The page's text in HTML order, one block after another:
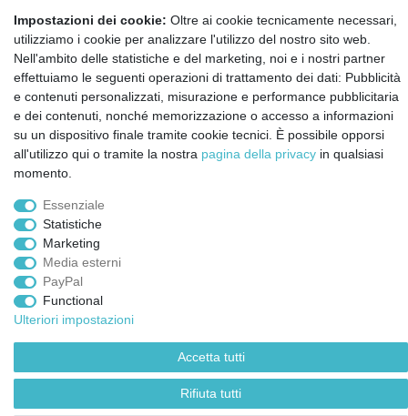
Annullare l'ordine
Notizie sui materiali Montessori e sull'educazione
Montessori.
Informazioni settimanali gratuite
Confermo di aver preso visione della:policy. Il mio accordo può essere revocato
in qualsiasi momento.
Impostazioni dei cookie: Oltre ai cookie tecnicamente necessari,
utilizziamo i cookie per analizzare l'utilizzo del nostro sito web.
Nell'ambito delle statistiche e del marketing, noi e i nostri partner
effettuiamo le seguenti operazioni di trattamento dei dati: Pubblicità
e contenuti personalizzati, misurazione e performance pubblicitaria
e dei contenuti, nonché memorizzazione o accesso a informazioni
su un dispositivo finale tramite cookie tecnici. È possibile opporsi
all'utilizzo qui o tramite la nostra pagina della privacy in qualsiasi
momento.
Essenziale
Statistiche
Marketing
Media esterni
PayPal
Functional
Ulteriori impostazioni
Accetta tutti
Rifiuta tutti